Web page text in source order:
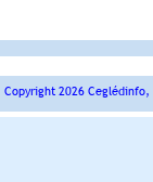
Copyright 2026